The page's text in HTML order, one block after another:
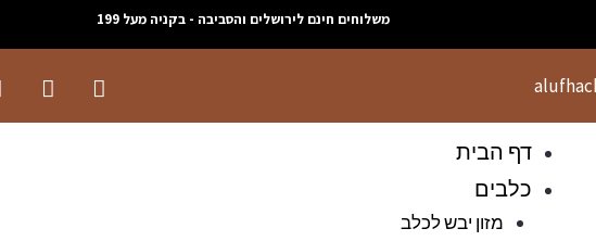
משלוחים חינם לירושלים והסביבה - בקניה מעל 199
דף הבית
כלבים
מזון יבש לכלב